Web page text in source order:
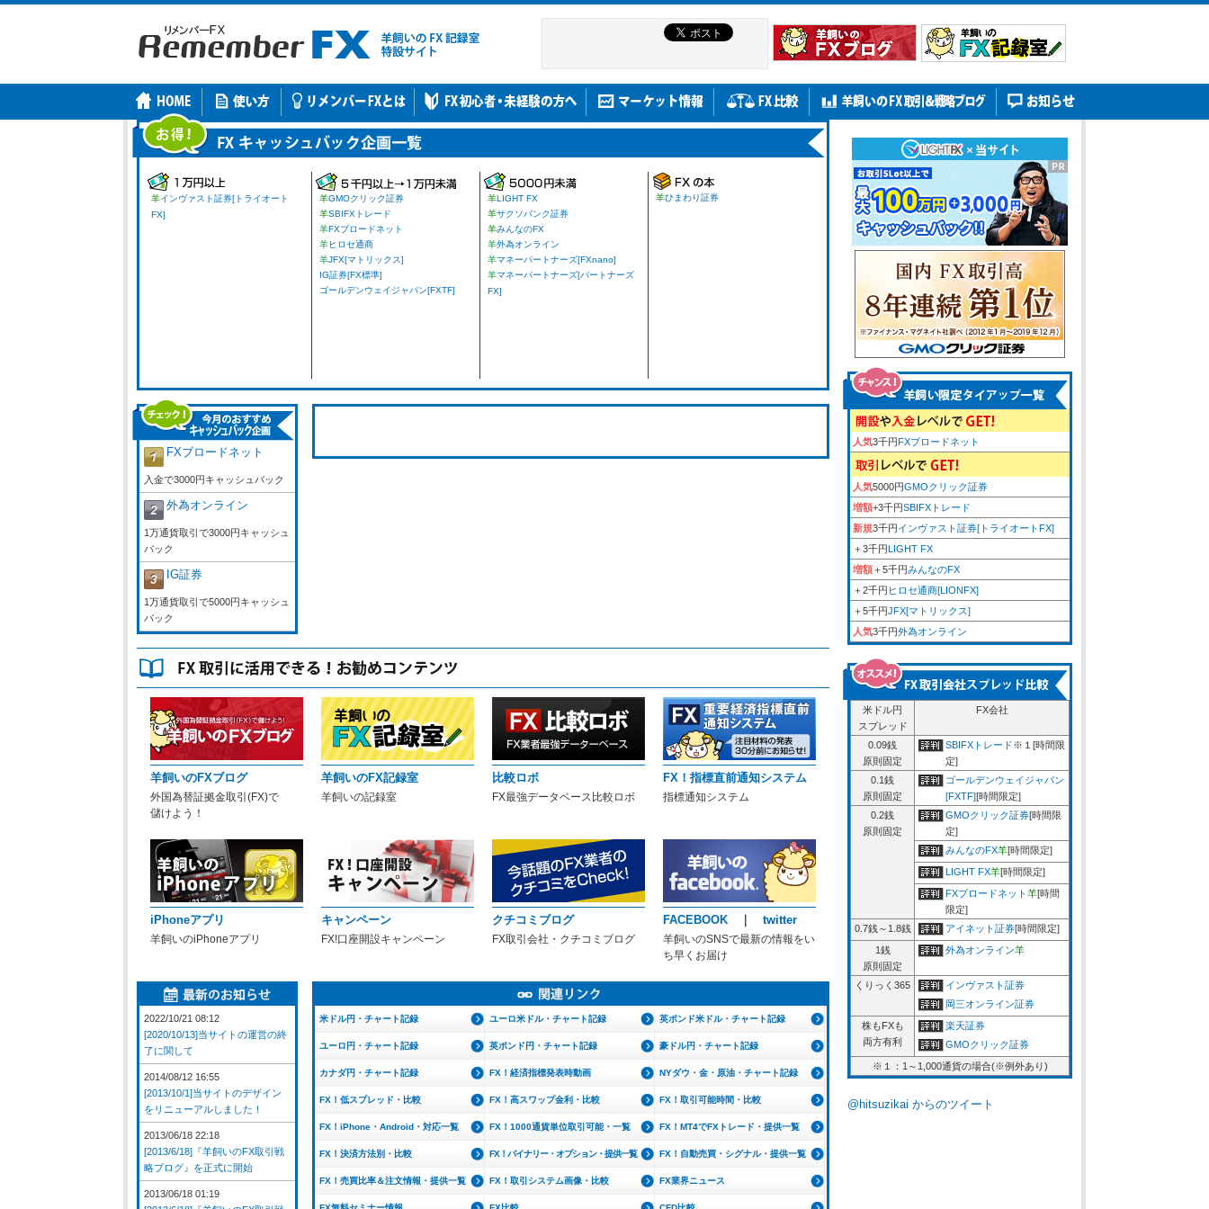
羊インヴァスト証券[トライオート
FX]
羊GMOクリック証券
羊SBIFXトレード
羊FXブロードネット
羊ヒロセ通商
羊JFX[マトリックス]
IG証券[FX標準]
ゴールデンウェイジャパン[FXTF]
羊LIGHT FX
羊サクソバンク証券
羊みんなのFX
羊外為オンライン
羊マネーパートナーズ[FXnano]
羊マネーパートナーズ[パートナーズ
FX]
羊ひまわり証券
FXブロードネット
入金で3000円キャッシュバック
外為オンライン
1万通貨取引で3000円キャッシュ
バック
IG証券
1万通貨取引で5000円キャッシュ
バック
羊飼いのFXブログ
外国為替証拠金取引(FX)で
儲けよう！
羊飼いのFX記録室
羊飼いの記録室
比較ロボ
FX最強データベース比較ロボ
FX！指標直前通知システム
指標通知システム
iPhoneアプリ
羊飼いのiPhoneアプリ
キャンペーン
FX!口座開設キャンペーン
クチコミブログ
FX取引会社・クチコミブログ
FACEBOOK twitter
羊飼いのSNSで最新の情報をい
ち早くお届け
米ドル円・チャート記録 ユーロ米ドル・チャート記録 英ポンド米ドル・チャート記録
ユーロ円・チャート記録 英ポンド円・チャート記録 豪ドル円・チャート記録
カナダ円・チャート記録 FX！経済指標発表時動画 NYダウ・金・原油・チャート記録
FX！低スプレッド・比較 FX！高スワップ金利・比較 FX！取引可能時間・比較
FX！iPhone・Android・対応一覧 FX！1000通貨単位取引可能・一覧 FX！MT4でFXトレード・提供一覧
FX！決済方法別・比較 FX！バイナリー・オプション・提供一覧 FX！自動売買・シグナル・提供一覧
FX！売買比率＆注文情報・提供一覧 FX！取引システム画像・比較 FX業界ニュース
2022/10/21 08:12
[2020/10/13]当サイトの運営の終
了に関して
2014/08/12 16:55
[2013/10/1]当サイトのデザイン
をリニューアルしました！
2013/06/18 22:18
[2013/6/18]『羊飼いのFX取引戦
略ブログ』を正式に開始
2013/06/18 01:19
人気3千円FXブロードネット
人気5000円GMOクリック証券
増額+3千円SBIFXトレード
新規3千円インヴァスト証券[トライオートFX]
＋3千円LIGHT FX
増額＋5千円みんなのFX
＋2千円 ヒロセ通商[LIONFX]
＋5千円JFX[マトリックス]
人気3千円外為オンライン
米ドル円
スプレッド
FX会社
0.09銭
原則固定
SBIFXトレード※１[時間限
定]
0.1銭
原則固定
ゴールデンウェイジャパン
[FXTF][時間限定]
0.2銭
原則固定
GMOクリック証券[時間限
定]
みんなのFX羊[時間限定]
LIGHT FX羊[時間限定]
FXブロードネット羊[時間
限定]
0.7銭～1.8銭
アイネット証券[時間限定]
1銭
原則固定
外為オンライン羊
くりっく365
インヴァスト証券
岡三オンライン証券
株もFXも
両方有利
楽天証券
GMOクリック証券
※１：1～1,000通貨の場合(※例外あり)
@hitsuzikai からのツイート